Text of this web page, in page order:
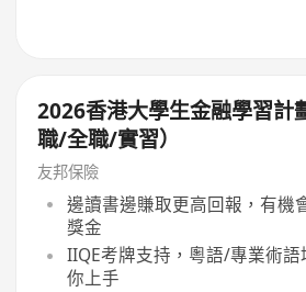
2026香港大學生金融學習計
職/全職/實習）
友邦保險
邊讀書邊賺取更高回報，有機
獎金
IIQE考牌支持，粵語/專業術
你上手